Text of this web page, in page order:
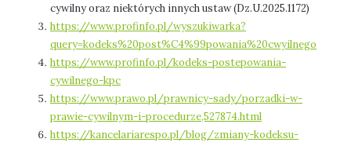
cywilny oraz niektórych innych ustaw (Dz.U.2025.1172)
https://www.profinfo.pl/wyszukiwarka?
query=kodeks%20post%C4%99powania%20cwyilnego
https://www.profinfo.pl/kodeks-postepowania-
cywilnego-kpc
https://www.prawo.pl/prawnicy-sady/porzadki-w-
prawie-cywilnym-i-procedurze,527874.html
https://kancelariarespo.pl/blog/zmiany-kodeksu-